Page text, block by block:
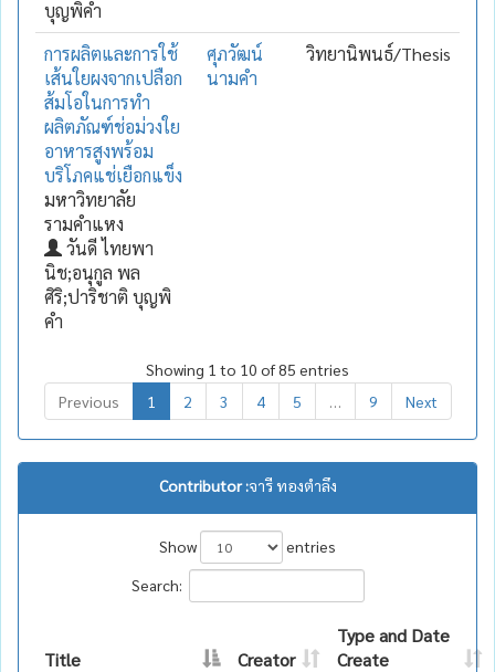
บุญพิคำ
การผลิตและการใช้
เส้นใยผงจากเปลือก
ส้มโอในการทำ
ผลิตภัณฑ์ช่อม่วงใย
อาหารสูงพร้อม
บริโภคแช่เยือกแข็ง
มหาวิทยาลัย
รามคำแหง
วันดี ไทยพา
นิช;อนุกูล พล
ศิริ;ปาริชาติ บุญพิ
คำ
ศุภวัฒน์
นามคำ
วิทยานิพนธ์/Thesis
Showing 1 to 10 of 85 entries
Previous
1 2 3 4 5 9 Next
Contributor :จารี ทองตำลึง
Show
entries
Search:
Title Creator
Type and Date
Create